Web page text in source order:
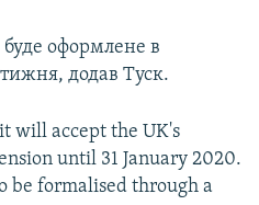
буде оформлене в
додав Туск.
will accept the UK's
until 31 January 2020.
be formalised through a